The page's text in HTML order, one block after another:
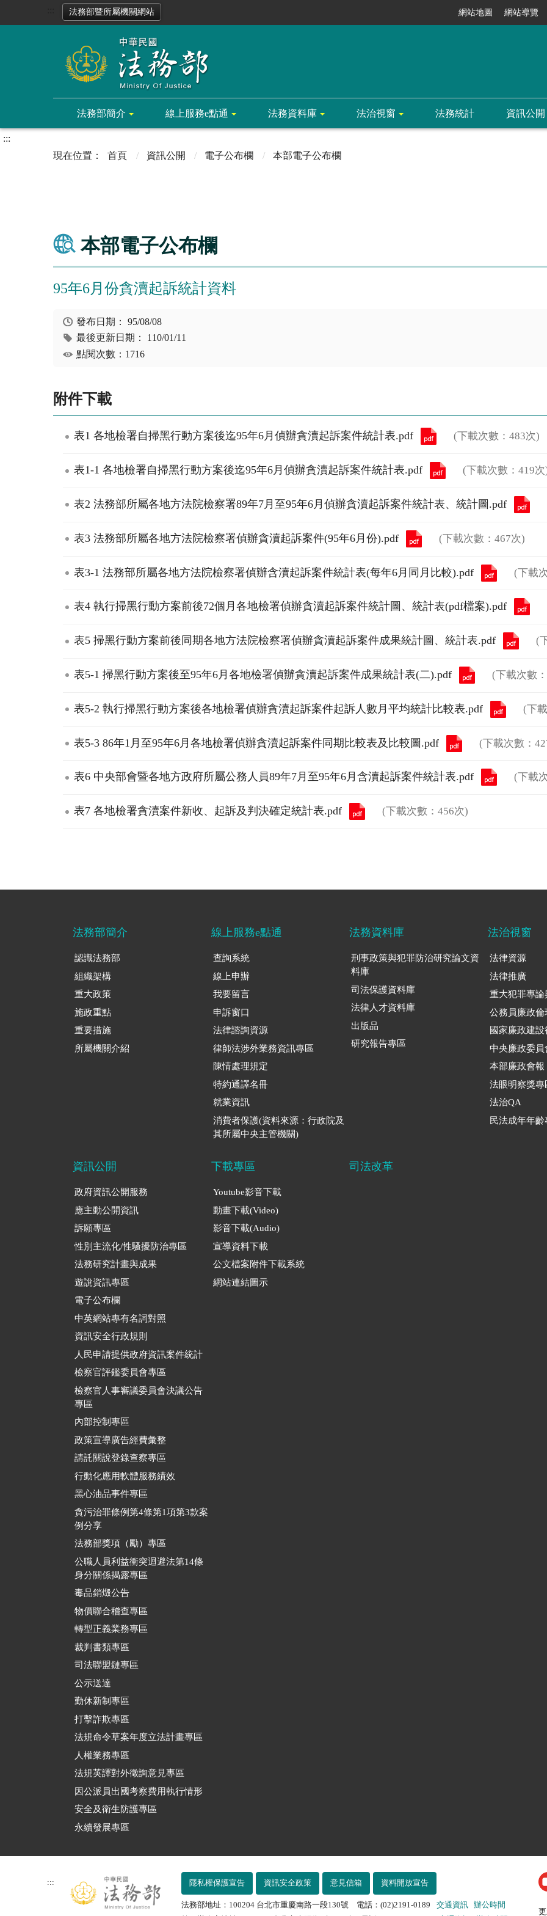
法務部暨所屬機關網站 網站地圖 網站導覽
法務部簡介 線上服務e點通 法務資料庫 法治視窗 法務統計 資訊公開
:::
首頁
資訊公開 電子公布欄 本部電子公布欄
本部電子公布欄
95年6月份貪瀆起訴統計資料
發布日期：95/08/08
最後更新日期： 110/01/11
點閱次數：1716
附件下載
表1 各地檢署自掃黑行動方案後迄95年6月偵辦貪瀆起訴案件統計表.pdf (下載次數：483次)
表1-1 各地檢署自掃黑行動方案後迄95年6月偵辦貪瀆起訴案件統計表.pdf (下載次數：419
表2 法務部所屬各地方法院檢察署89年7月至95年6月偵辦貪瀆起訴案件統計表、統計圖.pdf
表3 法務部所屬各地方法院檢察署偵辦貪瀆起訴案件(95年6月份).pdf (下載次數：467次)
表3-1 法務部所屬各地方法院檢察署偵辦含瀆起訴案件統計表(每年6月同月比較).pdf (下載
表4 執行掃黑行動方案前後72個月各地檢署偵辦貪瀆起訴案件統計圖、統計表(pdf檔案).pdf
表5 掃黑行動方案前後同期各地方法院檢察署偵辦貪瀆起訴案件成果統計圖、統計表.pdf (
表5-1 掃黑行動方案後至95年6月各地檢署偵辦貪瀆起訴案件成果統計表(二).pdf (下載次數
表5-2 執行掃黑行動方案後各地檢署偵辦貪瀆起訴案件起訴人數月平均統計比較表.pdf (下
表5-3 86年1月至95年6月各地檢署偵辦貪瀆起訴案件同期比較表及比較圖.pdf (下載次數：
表6 中央部會暨各地方政府所屬公務人員89年7月至95年6月含瀆起訴案件統計表.pdf (下載
表7 各地檢署貪瀆案件新收、起訴及判決確定統計表.pdf (下載次數：456次)
法務部簡介
認識法務部
組織架構
重大政策
施政重點
重要措施
所屬機關介紹
線上服務e點通
查詢系統
線上申辦
我要留言
申訴窗口
法律諮詢資源
律師法涉外業務資訊專區
陳情處理規定
特約通譯名冊
就業資訊
消費者保護(資料來源：行政院及
其所屬中央主管機關)
法務資料庫
刑事政策與犯罪防治研究論文資
料庫
司法保護資料庫
法律人才資料庫
出版品
研究報告專區
法治視窗
法律資源
法律推廣
重大犯罪專論
公務員廉政倫
國家廉政建
中央廉政委員
本部廉政會報
法眼明察獎專
法治QA
民法成年年齡
資訊公開
政府資訊公開服務
應主動公開資訊
訴願專區
性別主流化/性騷擾防治專區
法務研究計畫與成果
遊說資訊專區
電子公布欄
中英網站專有名詞對照
資訊安全行政規則
人民申請提供政府資訊案件統計
檢察官評鑑委員會專區
檢察官人事審議委員會決議公告
專區
內部控制專區
政策宣導廣告經費彙整
請託關說登錄查察專區
行動化應用軟體服務績效
黑心油品事件專區
貪污治罪條例第4條第1項第3款案
例分享
法務部獎項（勵）專區
公職人員利益衝突迴避法第14條
身分關係揭露專區
毒品銷燬公告
物價聯合稽查專區
轉型正義業務專區
裁判書類專區
司法聯盟鏈專區
公示送達
勤休新制專區
打擊詐欺專區
法規命令草案年度立法計畫專區
人權業務專區
法規英譯對外徵詢意見專區
因公派員出國考察費用執行情形
安全及衛生防護專區
永續發展專區
下載專區
Youtube影音下載
動畫下載(Video)
影音下載(Audio)
宣導資料下載
公文檔案附件下載系統
網站連結圖示
司法改革
::: 隱私權保護宣告 資訊安全政策 意見信箱 資料開放宣告
法務部地址：100204 台北市重慶南路一段130號 電話：(02)2191-0189 交通資訊
辦公時間